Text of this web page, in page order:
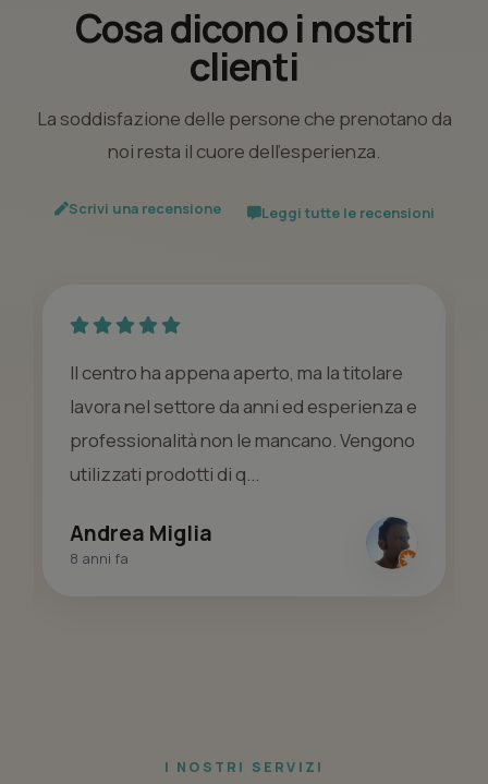
Cosa dicono i nostri
clienti
La soddisfazione delle persone che prenotano da
noi resta il cuore dell’esperienza.
Scrivi una recensione Leggi tutte le recensioni
Il centro ha appena aperto, ma la titolare
lavora nel settore da anni ed esperienza e
professionalità non le mancano. Vengono
utilizzati prodotti di q...
Andrea Miglia
8 anni fa
I NOSTRI SERVIZI